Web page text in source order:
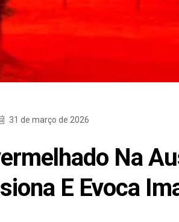
31 de março de 2026
Na
E Evoca